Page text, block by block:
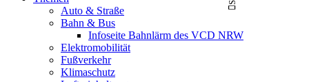
Auto & Straße
Bahn & Bus
Infoseite Bahnlärm des VCD NRW
Elektromobilität
Fußverkehr
Klimaschutz